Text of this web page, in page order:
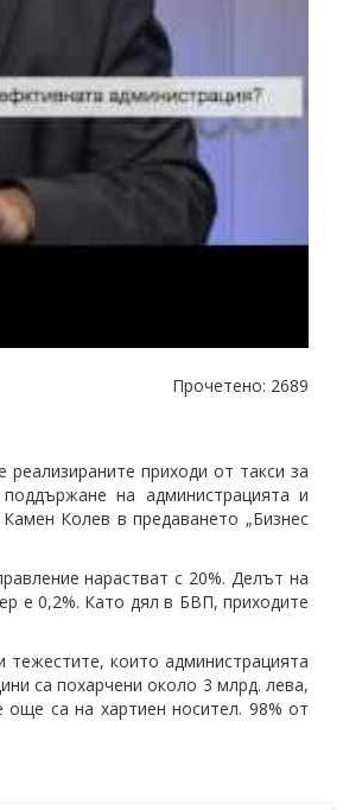
Прочетено: 2689
приходи от такси за
на администрацията и
Колев в предаването „Бизнес
нарастват с 20%. Делът на
е 0,2%. Като дял в БВП, приходите
които администрацията
са похарчени около 3 млрд. лева,
са на хартиен носител. 98% от